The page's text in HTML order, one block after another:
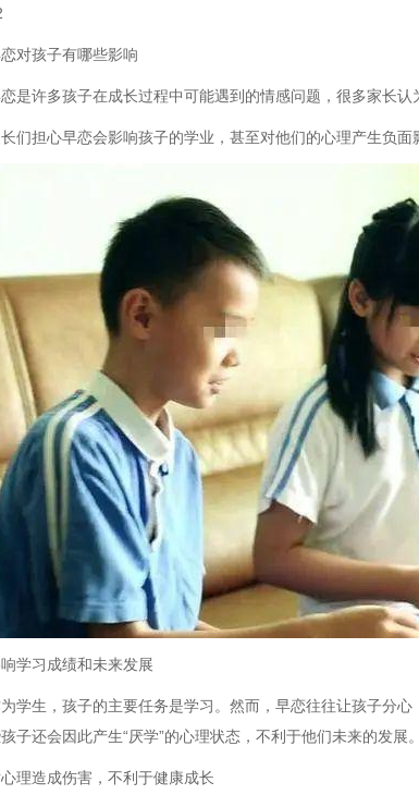
对孩子有哪些影响
是许多孩子在成长过程中可能遇到的情感问题，很多家长认
们担心早恋会影响孩子的学业，甚至对他们的心理产生负面
学习成绩和未来发展
学生，孩子的主要任务是学习。然而，早恋往往让孩子分
子还会因此产生“厌学”的心理状态，不利于他们未来的发展。
理造成伤害，不利于健康成长